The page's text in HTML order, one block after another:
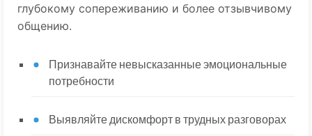
глубокому сопереживанию и более отзывчивому
общению.
Признавайте невысказанные эмоциональные
потребности
Выявляйте дискомфорт в трудных разговорах